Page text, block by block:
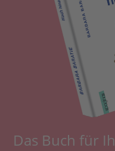
Das Buch für